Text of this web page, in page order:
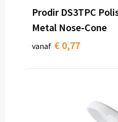
Prodir DS3TPC
Metal Nose-Cone
vanaf € 0,77